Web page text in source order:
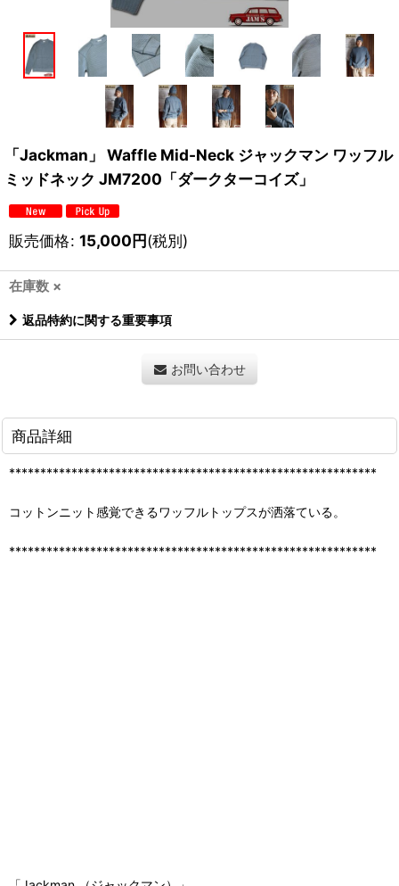
「Jackman」 Waffle Mid-Neck ジャックマン ワッフル
ミッドネック JM7200「ダークターコイズ」
販売価格: 15,000円(税別)
在庫数 ×
返品特約に関する重要事項
お問い合わせ
商品詳細
***********************************************************
コットンニット感覚できるワッフルトップスが洒落ている。
***********************************************************